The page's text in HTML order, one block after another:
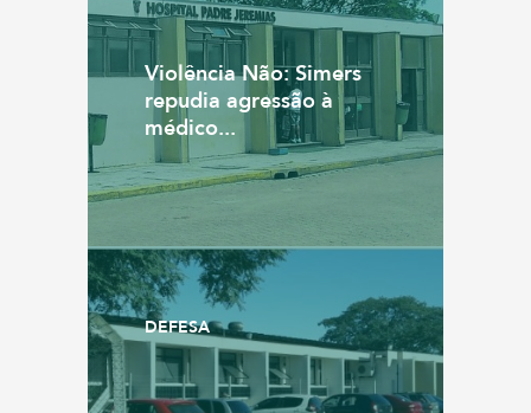
Violência Não: Simers
repudia agressão à
médico...
DEFESA